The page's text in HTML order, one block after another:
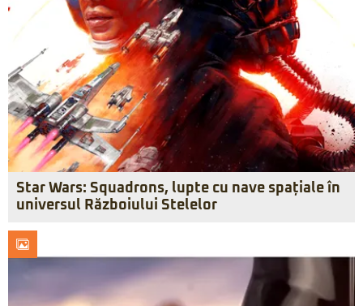
Star Wars: Squadrons, lupte cu nave spațiale în
universul Războiului Stelelor